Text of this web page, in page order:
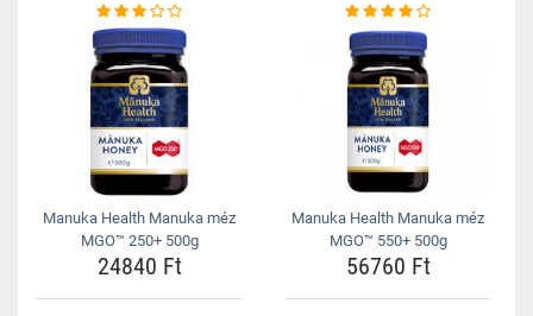
Manuka Health Manuka méz
MGO™ 250+ 500g
24840 Ft
Manuka Health Manuka méz
MGO™ 550+ 500g
56760 Ft